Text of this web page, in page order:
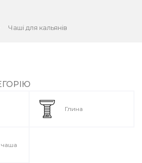
Чаші для кальянів
Глина